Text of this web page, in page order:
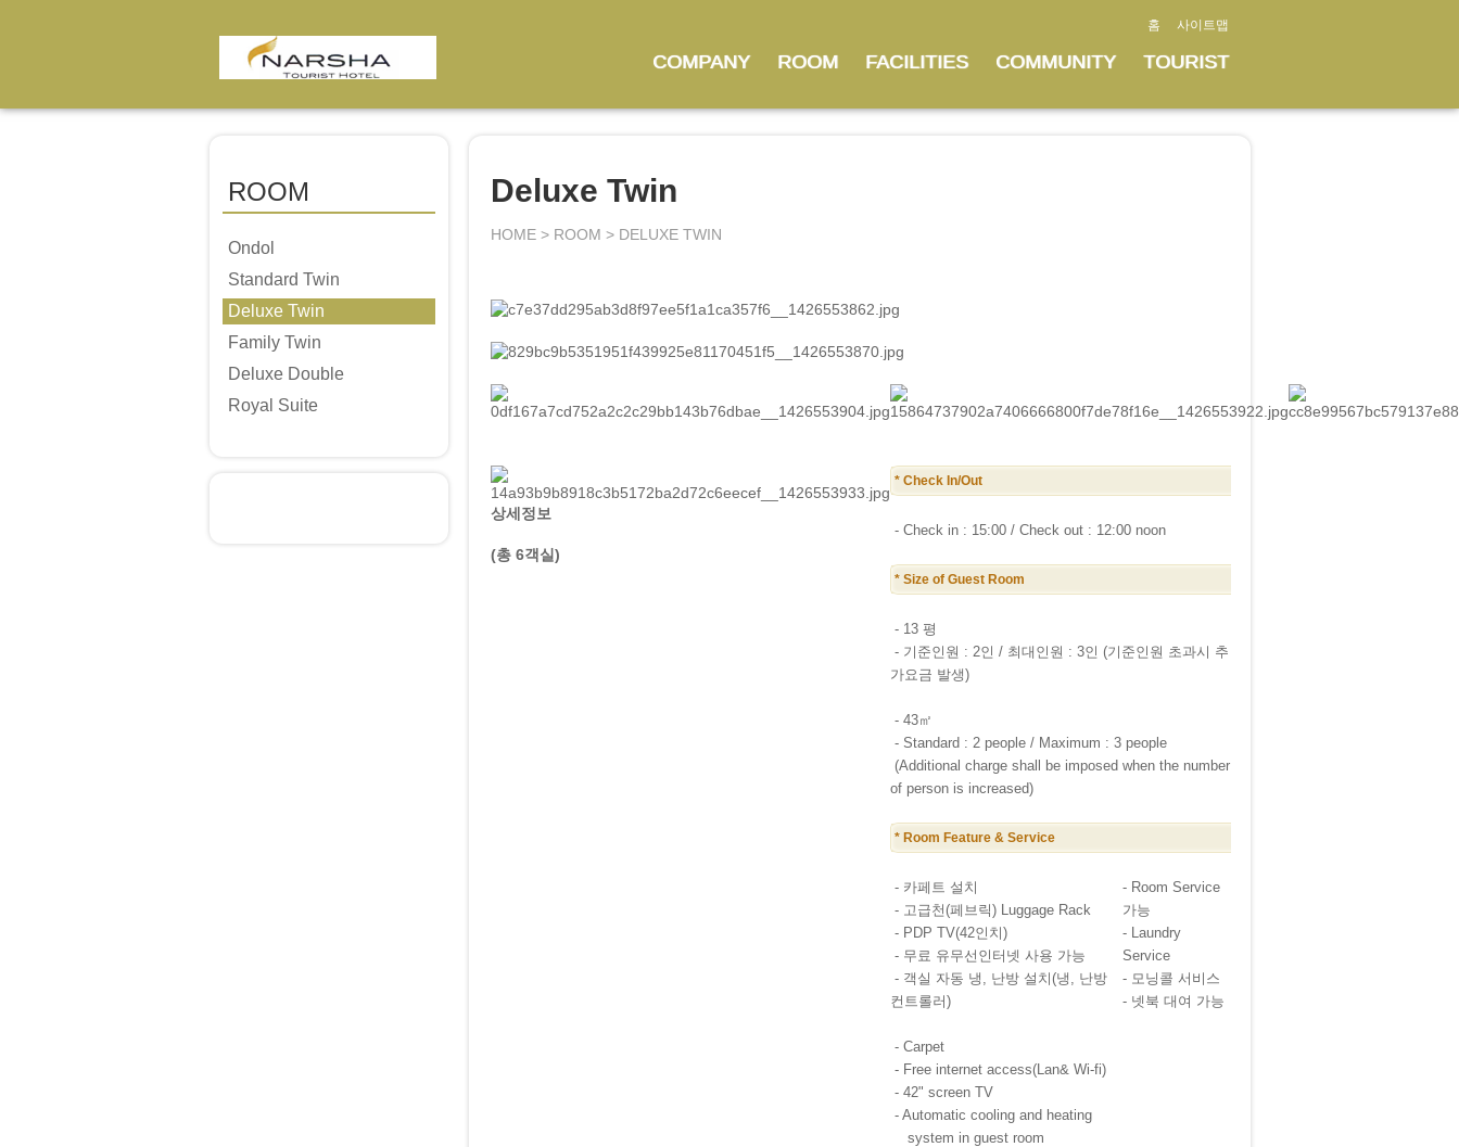
홈 사이트맵
COMPANY ROOM FACILITIES COMMUNITY TOURIST
ROOM
Ondol
Standard Twin
Deluxe Twin
Family Twin
Deluxe Double
Royal Suite
Deluxe Twin
HOME > ROOM > DELUXE TWIN
상세정보
(총 6객실)
* Check In/Out
- Check in : 15:00 / Check out : 12:00 noon
* Size of Guest Room
- 13 평
- 기준인원 : 2인 / 최대인원 : 3인 (기준인원 초과시 추
가요금 발생)
- 43㎡
- Standard : 2 people / Maximum : 3 people
(Additional charge shall be imposed when the number
of person is increased)
* Room Feature & Service
- 카페트 설치
- 고급천(페브릭) Luggage Rack
- PDP TV(42인치)
- 무료 유무선인터넷 사용 가능
- 객실 자동 냉, 난방 설치(냉, 난방
컨트롤러)
- Carpet
- Free internet access(Lan& Wi-fi)
- 42" screen TV
- Automatic cooling and heating
system in guest room
- Room Service
가능
- Laundry
Service
- 모닝콜 서비스
- 넷북 대여 가능